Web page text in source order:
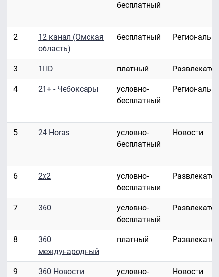
бесплатный
2
12 канал (Омская
область)
бесплатный
3 1HD платный
4 21+ - Чебоксары
условно-
бесплатный
5 24 Horas
условно-
бесплатный
Новости
6 2x2
условно-
бесплатный
7 360
условно-
бесплатный
8
360
международный
платный
9 360 Новости
условно-
Новости